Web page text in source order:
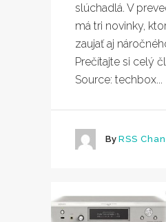
slúchadlá. V
má tri novinky,
zaujať aj
Prečítajte si celý
Source: techbox...
By RSS